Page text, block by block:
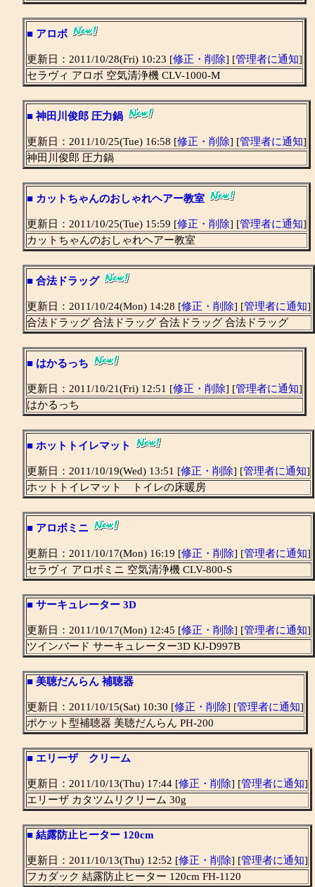
■ アロボ
更新日：2011/10/28(Fri) 10:23 [修正・削除] [管理者に通知]
セラヴィ アロボ 空気清浄機 CLV-1000-M
■ 神田川俊郎 圧力鍋
更新日：2011/10/25(Tue) 16:58 [修正・削除] [管理者に通知]
神田川俊郎 圧力鍋
■ カットちゃんのおしゃれヘアー教室
更新日：2011/10/25(Tue) 15:59 [修正・削除] [管理者に通知]
カットちゃんのおしゃれヘアー教室
■ 合法ドラッグ
更新日：2011/10/24(Mon) 14:28 [修正・削除] [管理者に通知]
合法ドラッグ 合法ドラッグ 合法ドラッグ 合法ドラッグ
■ はかるっち
更新日：2011/10/21(Fri) 12:51 [修正・削除] [管理者に通知]
はかるっち
■ ホットトイレマット
更新日：2011/10/19(Wed) 13:51 [修正・削除] [管理者に通知]
ホットトイレマット トイレの床暖房
■ アロボミニ
更新日：2011/10/17(Mon) 16:19 [修正・削除] [管理者に通知]
セラヴィ アロボミニ 空気清浄機 CLV-800-S
■ サーキュレーター 3D
更新日：2011/10/17(Mon) 12:45 [修正・削除] [管理者に通知]
ツインバード サーキュレーター3D KJ-D997B
■ 美聴だんらん 補聴器
更新日：2011/10/15(Sat) 10:30 [修正・削除] [管理者に通知]
ポケット型補聴器 美聴だんらん PH-200
■ エリーザ クリーム
更新日：2011/10/13(Thu) 17:44 [修正・削除] [管理者に通知]
エリーザ カタツムリクリーム 30g
■ 結露防止ヒーター 120cm
更新日：2011/10/13(Thu) 12:52 [修正・削除] [管理者に通知]
フカダック 結露防止ヒーター 120cm FH-1120